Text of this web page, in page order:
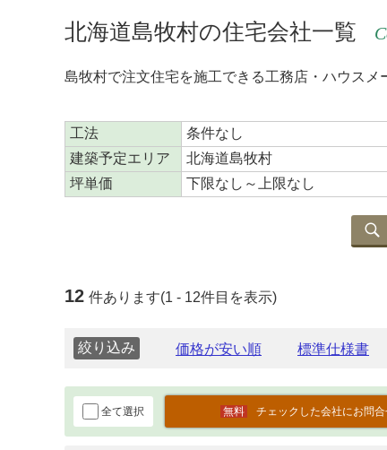
北海道島牧村の住宅会社一覧
島牧村で注文住宅を施工できる工務店・ハウス
工法 条件なし
建築予定エリア
北海道島牧村
坪単価
下限なし～上限なし
12 件あります(1 - 12件目を表示)
絞り込み
全て選択 チェックした会社にお問